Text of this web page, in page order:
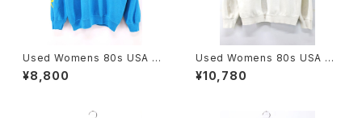
Used Womens 80s USA H
ANES Duck Animal Appliqu
e Blue Sweat Size M 古着
¥8,800
Used Womens 80s USA G
old Finch×Thistle Animal A
rt Graphic Sweat Size L 古
¥10,780